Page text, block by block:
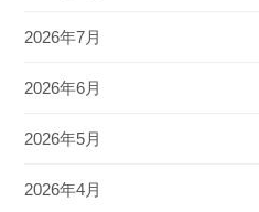
2026年7月
2026年6月
2026年5月
2026年4月